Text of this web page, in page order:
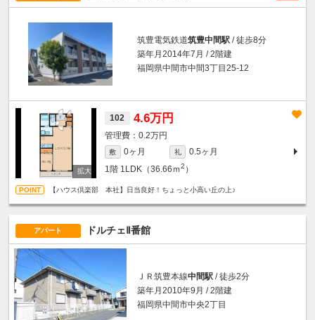
筑豊電気鉄道筑豊中間駅 / 徒歩8分
築年月2014年7月 / 2階建
福岡県中間市中間3丁目25-12
102 4.6万円
0.2万円
敷 0ヶ月 礼
0.5ヶ月
1階 1LDK（36.66ｍ2 ）
【ハウス倶楽部 本社】日当良好！ちょっと小高い丘の上♪
アパート ドルチェⅡ番館
ＪＲ筑豊本線中間駅 / 徒歩2分
築年月2010年9月 / 2階建
福岡県中間市中央2丁目